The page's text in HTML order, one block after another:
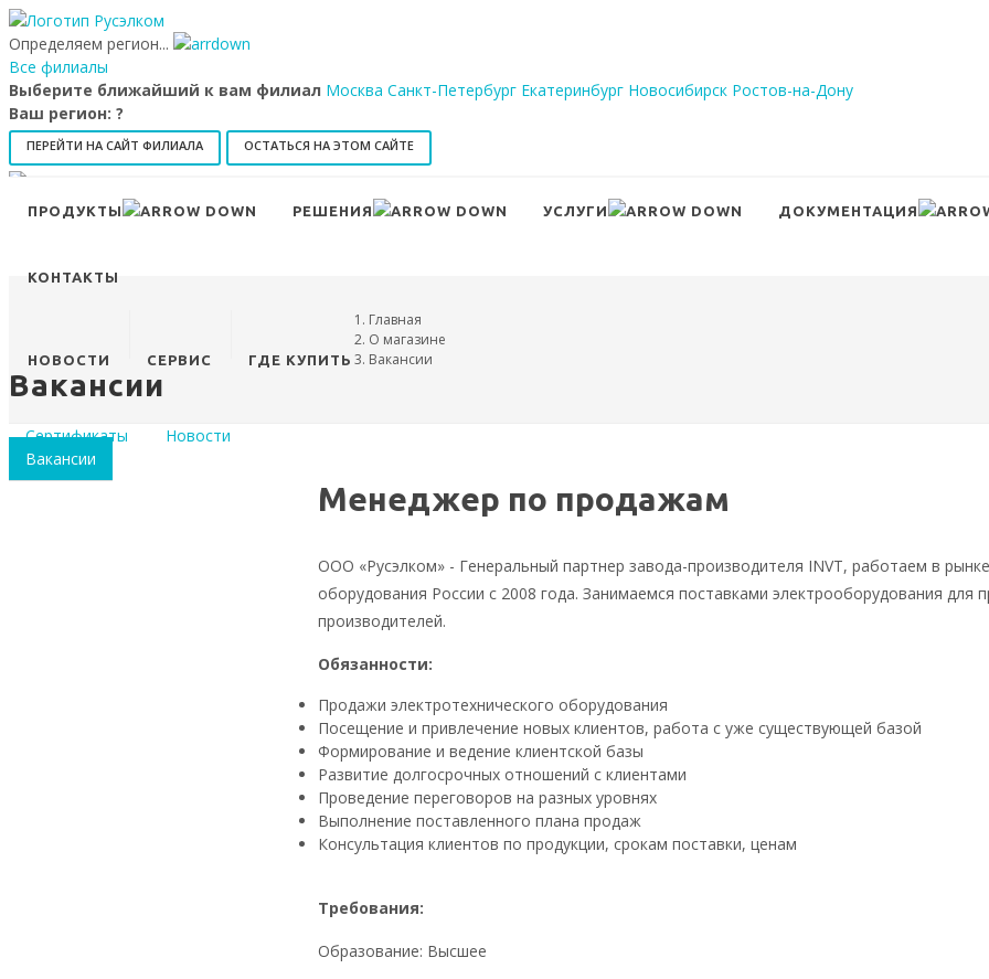
Определяем регион...
Все филиалы
Выберите ближайший к вам филиал Москва Санкт-Петербург Екатеринбург Новосибирск Ростов-на-Дону
Ваш регион: ?
ПЕРЕЙТИ НА САЙТ ФИЛИАЛА ОСТАТЬСЯ НА ЭТОМ САЙТЕ
8 (800) 707-15-56 info@ruselkom.ru
ПРОДУКТЫ РЕШЕНИЯ УСЛУГИ ДОКУМЕНТАЦИЯ
КОНТАКТЫ
НОВОСТИ СЕРВИС ГДЕ КУПИТЬ
Главная
О магазине
Вакансии
Вакансии
Сертификаты
Новости
Вакансии
Менеджер по продажам
ООО «Русэлком» - Генеральный партнер завода-производителя INVT, работаем в
оборудования России с 2008 года. Занимаемся поставками электрооборудования
производителей.
Обязанности:
Продажи электротехнического оборудования
Посещение и привлечение новых клиентов, работа с уже существующей базой
Формирование и ведение клиентской базы
Развитие долгосрочных отношений с клиентами
Проведение переговоров на разных уровнях
Выполнение поставленного плана продаж
Консультация клиентов по продукции, срокам поставки, ценам
Требования:
Образование: Высшее